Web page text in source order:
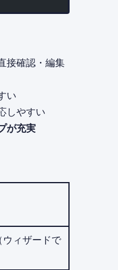
接確認・編集
い
しやすい
が充実
ウィザードで